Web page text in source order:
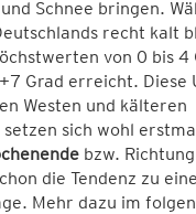
Schnee bringen.
recht kalt
von 0 bis 4
Grad erreicht. Diese
Westen und kälteren
sich wohl
bzw.
die Tendenz zu
Mehr dazu im